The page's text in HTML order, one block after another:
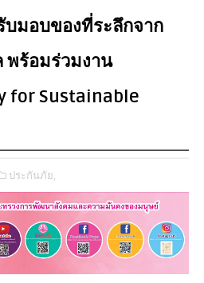
มอบของที่ระลึกจาก
พร้อมร่วมงาน
for Sustainable
ประกันภัย,